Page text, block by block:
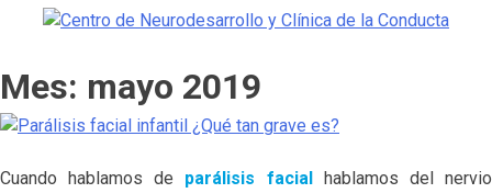
Mes: mayo 2019
Cuando hablamos de parálisis facialhablamos del nervio